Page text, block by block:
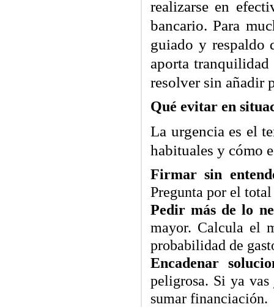
realizarse en
bancario. Para
guiado y respaldo
aporta tranquilidad
resolver sin añadir
Qué evitar en
La urgencia es el
habituales y cómo
Firmar sin
Pregunta por el
Pedir más de lo
mayor. Calcula el
probabilidad de
Encadenar
peligrosa. Si ya
sumar financiación.